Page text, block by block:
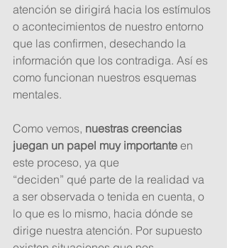
atención se dirigirá hacia los estímulos
o acontecimientos de nuestro entorno
que las confirmen, desechando la
información que los contradiga. Así es
como funcionan nuestros esquemas
mentales.
Como vemos, nuestras creencias
juegan un papel muy importante en
este proceso, ya que
“deciden” qué parte de la realidad va
a ser observada o tenida en cuenta, o
lo que es lo mismo, hacia dónde se
dirige nuestra atención. Por supuesto